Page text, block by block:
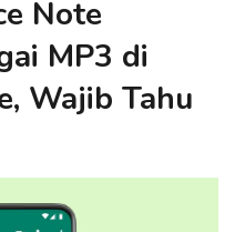
Note
MP3 di
Wajib Tahu